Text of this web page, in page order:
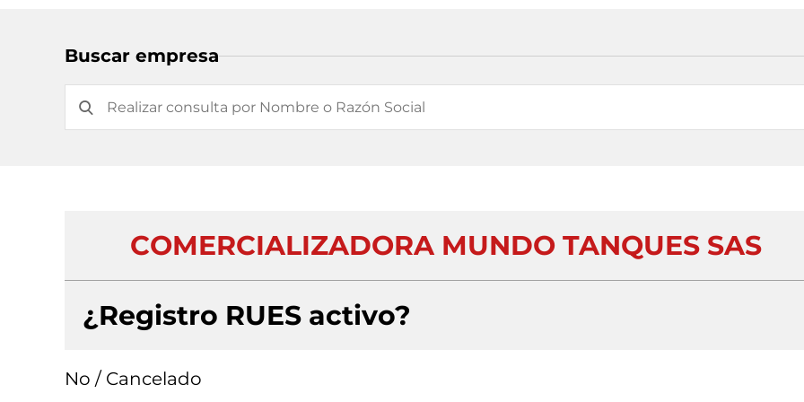
Buscar empresa
COMERCIALIZADORA MUNDO TANQUES SAS
¿Registro RUES activo?
No / Cancelado